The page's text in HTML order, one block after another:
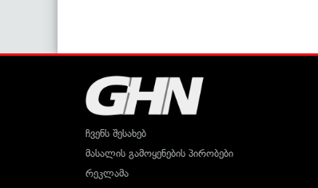
ჩვენს შესახებ
მასალის გამოყენების პირობები
რეკლამა